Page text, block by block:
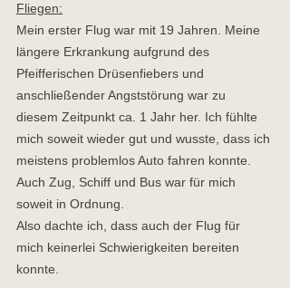
Fliegen:
Mein erster Flug war mit 19 Jahren. Meine
längere Erkrankung aufgrund des
Pfeifferischen Drüsenfiebers und
anschließender Angststörung war zu
diesem Zeitpunkt ca. 1 Jahr her. Ich fühlte
mich soweit wieder gut und wusste, dass ich
meistens problemlos Auto fahren konnte.
Auch Zug, Schiff und Bus war für mich
soweit in Ordnung.
Also dachte ich, dass auch der Flug für
mich keinerlei Schwierigkeiten bereiten
konnte.